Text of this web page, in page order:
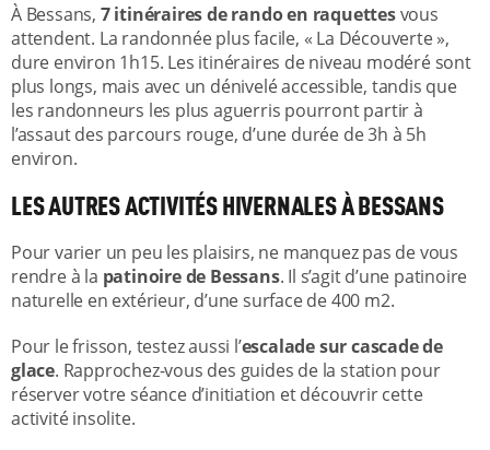
À Bessans, 7 itinéraires de rando en raquettesvous
attendent. La randonnée plus facile, « La Découverte »,
dure environ 1h15. Les itinéraires de niveau modéré sont
plus longs, mais avec un dénivelé accessible, tandis que
les randonneurs les plus aguerris pourront partir à
l’assaut des parcours rouge, d’une durée de 3h à 5h
environ.
LES AUTRES ACTIVITÉS HIVERNALES À BESSANS
Pour varier un peu les plaisirs, ne manquez pas de vous
rendre à la patinoire de Bessans. Il s’agit d’une patinoire
naturelle en extérieur, d’une surface de 400 m2.
Pour le frisson, testez aussi l’escalade sur cascade de
glace. Rapprochez-vous des guides de la station pour
réserver votre séance d’initiation et découvrir cette
activité insolite.